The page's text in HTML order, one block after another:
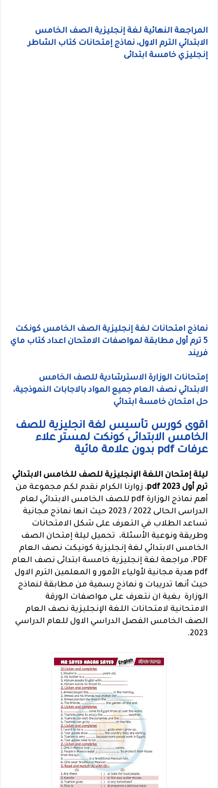
المراجعة النهائية لغة إنجليزية الصف الخامس
الابتدائي الترم الاول، نماذج إمتحانات كتاب الشاطر
إنجليزي خامسة ابتدائى
نماذج امتحانات لغة إنجليزية الصف الخامس كونكت
5 ترم أول مطابقة لمواصفات الامتحان اعداد كتاب ماي
فريند
إمتحانات الوزارة الاسترشادية للصف الخامس
الابتدائي نصف العام جميع المواد بالاجابات النموذجية،
حل امتحان خامسة ابتدائي
اقوى كورس تأسيس لغة انجليزية للصف
الخامس الابتدائى كونكت لمستر علاء
عرفات pdf بدون علامة مائية
ليلة إمتحان اللغة الإنجليزية للصف للخامس الابتدائي
ترم أول 2023 pdf
، زوارنا الكرام نقدم لكم مجموعة من
أهم نماذج الوزارة pdf للصف الخامس الابتدائي لعام
الدراسى الحالى 2022 / 2023 حيث انها نماذج مجانية
تساعد الطلاب في التعرف على شكل الامتحانات
وطريقة ونوعية الأسئلة، تحميل ليلة إمتحان الصف
الخامس الابتدائي لغة إنجليزية كونيكت نصف العام
PDF، مراجعة لغة إنجليزية خامسة ابتدائى نصف العام
pdf هدية مجانية لأولياء الأمور و المعلمين الترم الاول
حيث أنها تدريبات و نماذج رسمية من مطابقة لنماذج
الوزارة بغية ان نتعرف على مواصفات الورقة
الامتحانية لامتحانات اللغة الإنجليزية نصف العام
الصف الخامس الفصل الدراسي الاول للعام الدراسي
2023.